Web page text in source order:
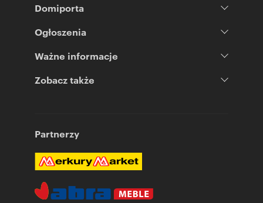
Domiporta
Ogłoszenia
Ważne informacje
Zobacz także
Partnerzy